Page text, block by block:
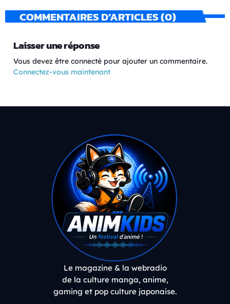
COMMENTAIRES D’ARTICLES (0)
Laisser une réponse
Vous devez être connecté pour ajouter un commentaire.
Connectez-vous maintenant
Le magazine & la webradio
de la culture manga, anime,
gaming et pop culture japonaise.